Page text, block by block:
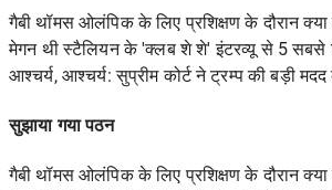
गैबी थॉमस ओलंपिक के लिए प्रशिक्षण के दौरान क्या
मेगन थी स्टैलियन के 'क्लब शे शे' इंटरव्यू से 5 सबसे
आश्चर्य, आश्चर्य: सुप्रीम कोर्ट ने ट्रम्प की बड़ी मदद
सुझाया गया पठन
गैबी थॉमस ओलंपिक के लिए प्रशिक्षण के दौरान क्या